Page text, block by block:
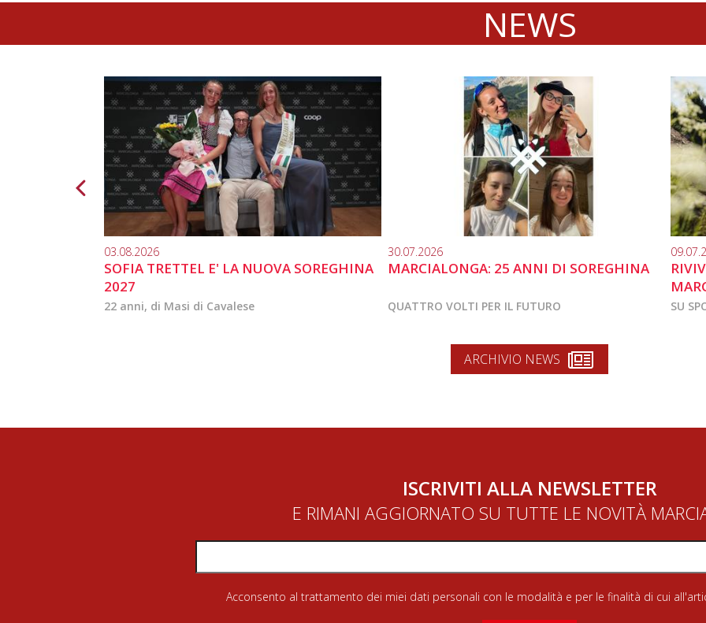
NEWS
03.08.2026
SOFIA TRETTEL E' LA NUOVA SOREGHINA
2027
22 anni, di Masi di Cavalese
30.07.2026
MARCIALONGA: 25 ANNI DI SOREGHINA
QUATTRO VOLTI PER IL FUTURO SU
ARCHIVIO NEWS
ISCRIVITI ALLA NEWSLETTER
E RIMANI AGGIORNATO SU TUTTE LE NOVITÀ
Acconsento al trattamento dei miei dati personali con le modalità e per le finalità di cui